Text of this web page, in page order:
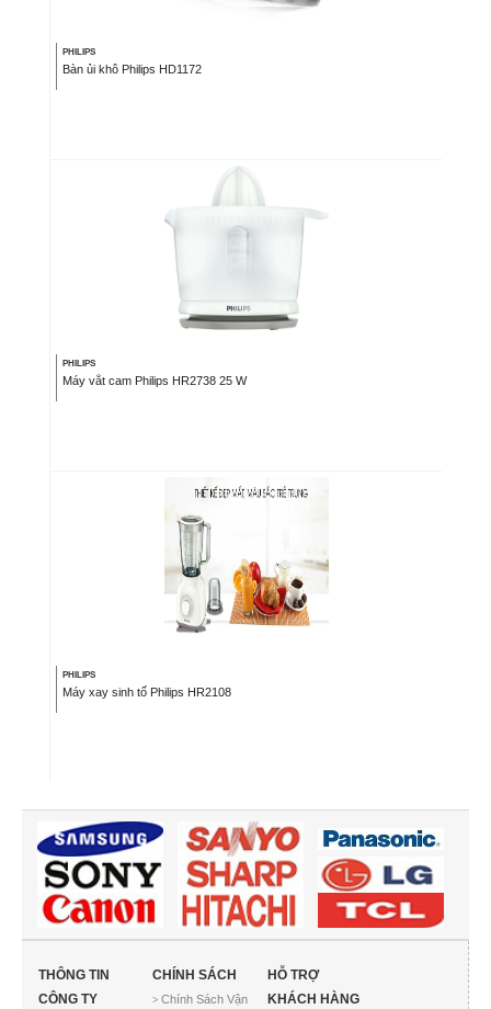
PHILIPS
Bàn ủi khô Philips HD1172
PHILIPS
Máy vắt cam Philips HR2738 25 W
PHILIPS
Máy xay sinh tố Philips HR2108
THÔNG TIN
CÔNG TY
CHÍNH SÁCH
> Chính Sách Vận
HỖ TRỢ
KHÁCH HÀNG